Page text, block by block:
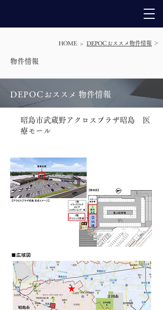
HOME > DEPOCおススメ物件情報 ＞
​物件情報
DEPOC おススメ 物件情報
昭島市武蔵野アクロスプラザ昭島 医
療モール